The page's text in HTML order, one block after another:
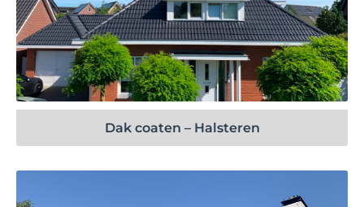
Bekijk project
Dak coaten – Halsteren